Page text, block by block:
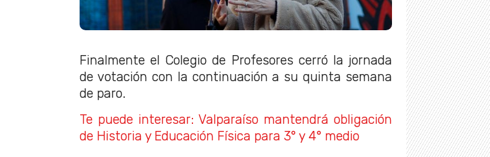
Finalmente el Colegio de Profesores cerró la jornada
de votación con la continuación a su quinta semana
de paro.
Te puede interesar: Valparaíso mantendrá obligación
de Historia y Educación Física para 3° y 4° medio